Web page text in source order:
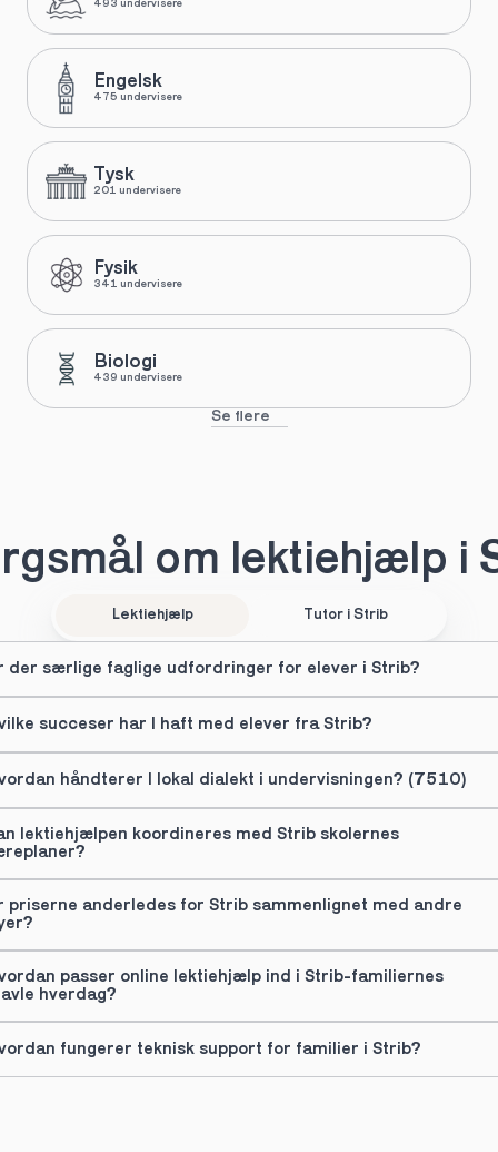
493 undervisere
Engelsk
475 undervisere
Tysk
201 undervisere
Fysik
341 undervisere
Biologi
439 undervisere
Se flere
om lektiehjælp i
Lektiehjælp Tutor i Strib
der særlige faglige udfordringer for elever i Strib?
succeser har I haft med elever fra Strib?
håndterer I lokal dialekt i undervisningen? (7510)
lektiehjælpen koordineres med Strib skolernes
priserne anderledes for Strib sammenlignet med andre
passer online lektiehjælp ind i Strib-familiernes
hverdag?
fungerer teknisk support for familier i Strib?